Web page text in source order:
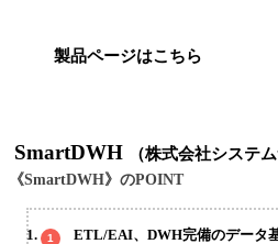
製品ページはこちら
SmartDWH （株式会社システ
《SmartDWH》のPOINT
ETL/EAI、DWH完備のデータ